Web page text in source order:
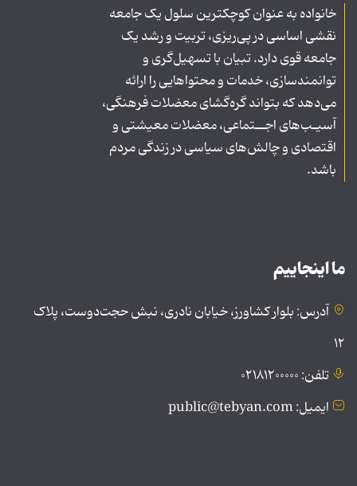
خانواده به عنوان کوچکترین سلول یک جامعه
نقشی اساسی در پی‌ریزی، تربیت و رشد یک
جامعه قوی دارد. تبیان با تسهیل‌گری و
توانمندسازی، خدمات و محتواهایی را ارائه
می‌دهد که بتواند گره‌گشای معضلات فرهنگی،
آسیـب‌های اجــتماعی، معضلات معیشتی و
اقتصادی و چالش‌های سیاسی در زندگی مردم
باشد.
ما اینجاییم
آدرس: بلوار کشاورز، خیابان نادری، نبش حجت‌دوست، پلاک
۱۲
تلفن: ۰۲۱۸۱۲۰۰۰۰۰
ایمیل: public@tebyan.com